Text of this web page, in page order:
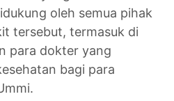
oleh semua pihak
tersebut, termasuk di
para dokter yang
bagi para